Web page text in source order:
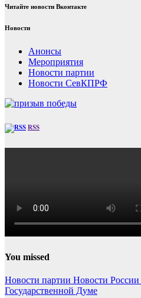
Читайте новости Вконтакте
Новости
Анонсы
Мероприятия
Новости партии
Новости СевКПРФ
RSS
You missed
Новости партии Новости России
Государственной Думе